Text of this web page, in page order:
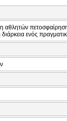
αθλητών
ενός